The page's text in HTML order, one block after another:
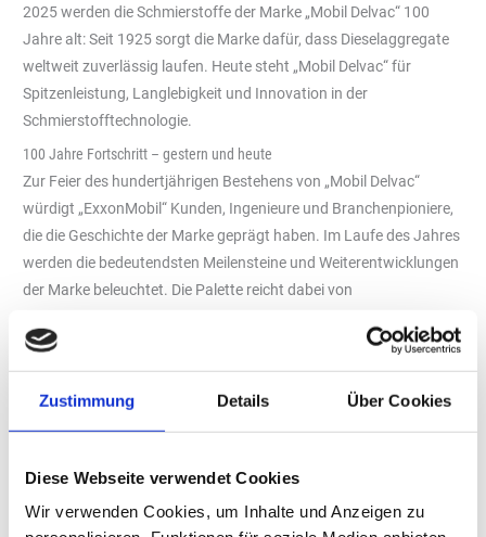
Zustimmung Details Über Cookies
Diese Webseite verwendet Cookies
Wir verwenden Cookies, um Inhalte und Anzeigen zu
2025 werden die Schmierstoffe der Marke „Mobil Delvac“ 100
Jahre alt: Seit 1925 sorgt die Marke dafür, dass Dieselaggregate
weltweit zuverlässig laufen. Heute steht „Mobil Delvac“ für
Spitzenleistung, Langlebigkeit und Innovation in der
Schmierstofftechnologie.
100 Jahre Fortschritt – gestern und heute
Zur Feier des hundertjährigen Bestehens von „Mobil Delvac“
würdigt „ExxonMobil“ Kunden, Ingenieure und Branchenpioniere,
die die Geschichte der Marke geprägt haben. Im Laufe des Jahres
werden die bedeutendsten Meilensteine und Weiterentwicklungen
der Marke beleuchtet. Die Palette reicht dabei von
„Mobil Delvac“ ihre Flotten effizienter gemacht haben.
unsere Kunden“, sagt Dave Hergenrether, Vice President of
Finished Lubricants bei „ExxonMobil“. „Ein Jahrhundert
Zustandes, sondern auch weiterhin ständigen Fortschritt. Unser
Ziel ist es, die Grenzen des Möglichen auch in Zukunft weiter zu